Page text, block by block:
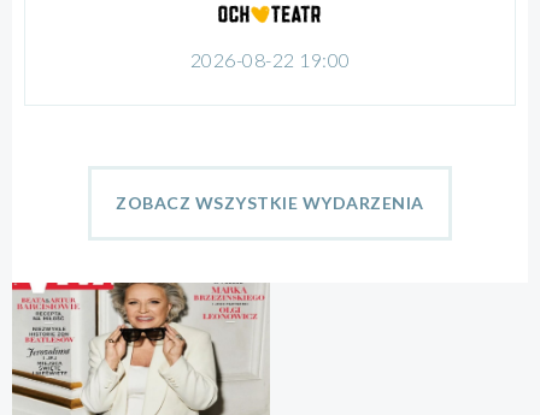
2026-08-22 19:00
ZOBACZ WSZYSTKIE WYDARZENIA